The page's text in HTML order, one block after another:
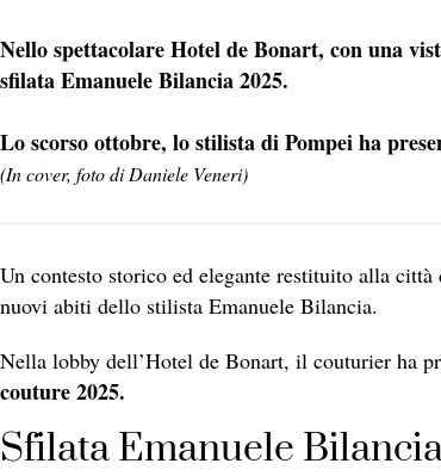
Nello spettacolare Hotel de Bonart, con una
sfilata Emanuele Bilancia 2025.
Lo scorso ottobre, lo stilista di Pompei ha
(In cover, foto di Daniele Veneri)
Un contesto storico ed elegante restituito alla
nuovi abiti dello stilista Emanuele Bilancia.
Nella lobby dell’Hotel de Bonart, il couturier ha
couture 2025.
Sfilata Emanuele